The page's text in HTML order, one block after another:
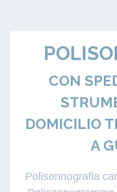
CON
DOMICILIO
A
Polisonnografia